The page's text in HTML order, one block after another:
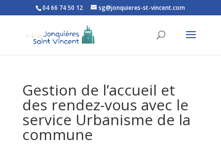
Ouvrir la barre d’outils
04 66 74 50 12 sg@jonquieres-st-vincent.com
Gestion de l’accueil et
des rendez-vous avec le
service Urbanisme de la
commune